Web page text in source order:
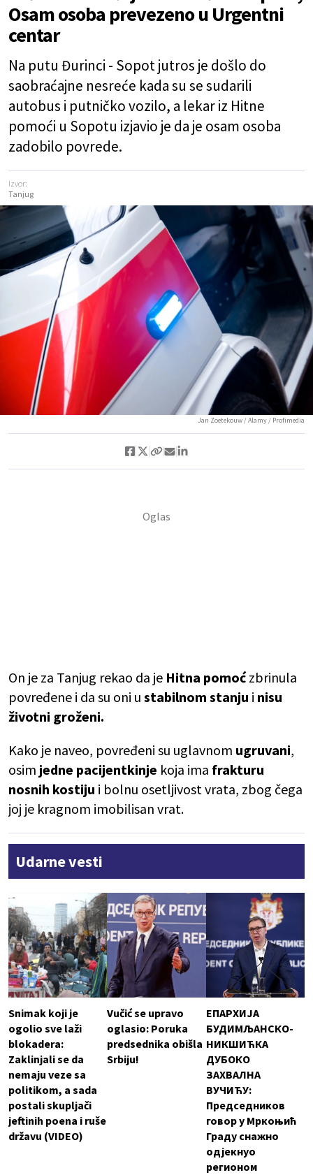
Osam osoba prevezeno u Urgentni
centar
Na putu Đurinci - Sopot jutros je došlo do
saobraćajne nesreće kada su se sudarili
autobus i putničko vozilo, a lekar iz Hitne
pomoći u Sopotu izjavio je da je osam osoba
zadobilo povrede.
Izvor:
Tanjug
Jan Zoetekouw / Alamy / Profimedia
On je za Tanjug rekao da je Hitna pomoćzbrinula
povređene i da su oni u stabilnom stanju i nisu
životni groženi.
Kako je naveo, povređeni su uglavnom ugruvani,
osim jedne pacijentkinje koja ima frakturu
nosnih kostiju i bolnu osetljivost vrata, zbog čega
joj je kragnom imobilisan vrat.
Udarne vesti
Snimak koji je
ogolio sve laži
blokadera:
Zaklinjali se da
nemaju veze sa
politikom, a sada
postali skupljači
jeftinih poena i ruše
državu (VIDEO)
Vučić se upravo
oglasio: Poruka
predsednika obišla
Srbiju!
ЕПАРХИЈА
БУДИМЉАНСКО-
НИКШИЋКА
ДУБОКО
ЗАХВАЛНА
ВУЧИЋУ:
Председников
говор у Мркоњић
Граду снажно
одјекнуо
регионом